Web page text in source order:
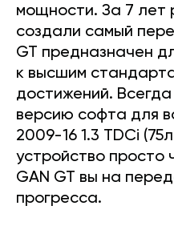
мощности. За 7 лет
создали самый
GT предназначен
к высшим
достижений.
версию софта для
2009-16 1.3 TDCi
устройство просто
GAN GT вы на
прогресса.